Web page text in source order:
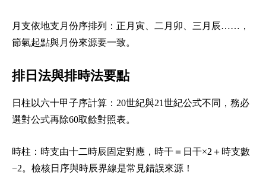
月支依地支月份序排列：正月寅、二月卯、三月辰……，
節氣起點與月份來源要一致。
排日法與排時法要點
日柱以六十甲子序計算：20世紀與21世紀公式不同，務必
選對公式再除60取餘對照表。
時柱：時支由十二時辰固定對應，時干＝日干×2＋時支數
−2。檢核日序與時辰界線是常見錯誤來源！